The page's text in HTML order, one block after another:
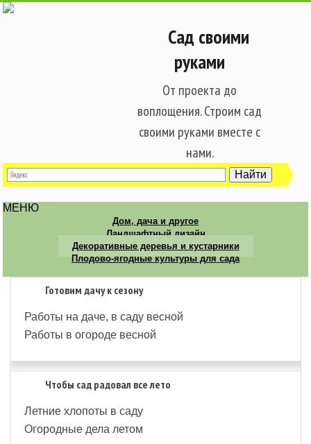
Сад своими
руками
От проекта до
воплощения. Строим сад
своими руками вместе с
нами.
МЕНЮ
Дом, дача и другое
Ландшафтный дизайн
Декоративные деревья и кустарники
Плодово-ягодные культуры для сада
Готовим дачу к сезону
Работы на даче, в саду весной
Работы в огороде весной
Чтобы сад радовал все лето
Летние хлопоты в саду
Огородные дела летом